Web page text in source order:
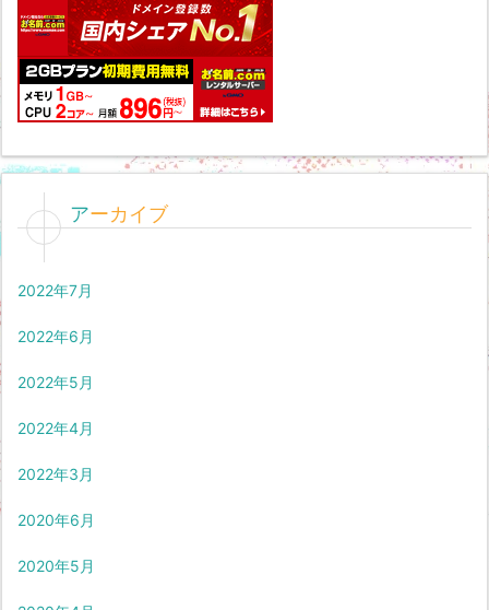
アーカイブ
2022年7月
2022年6月
2022年5月
2022年4月
2022年3月
2020年6月
2020年5月